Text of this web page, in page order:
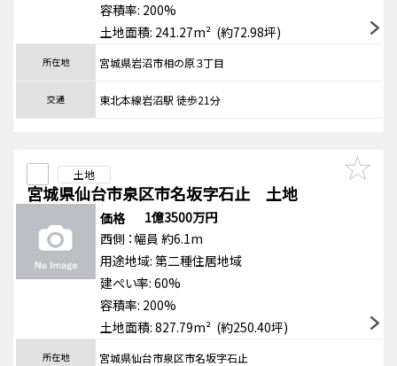
容積率: 200%
土地面積: 241.27m² (約72.98坪)
所在地 宮城県岩沼市相の原３丁目
交通 東北本線岩沼駅 徒歩21分
土地
宮城県仙台市泉区市名坂字石止 土地
価格
1億3500万円
西側 ：幅員 約6.1m
用途地域: 第二種住居地域
建ぺい率: 60%
容積率: 200%
土地面積: 827.79m² (約250.40坪)
所在地 宮城県仙台市泉区市名坂字石止